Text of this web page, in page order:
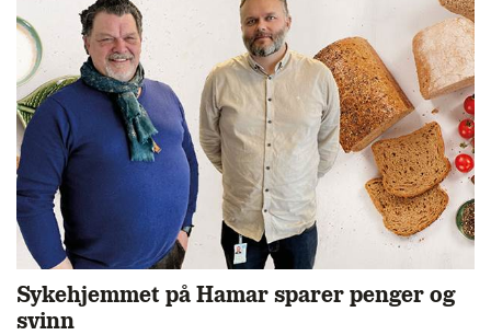
Sykehjemmet på Hamar sparer penger og
svinn